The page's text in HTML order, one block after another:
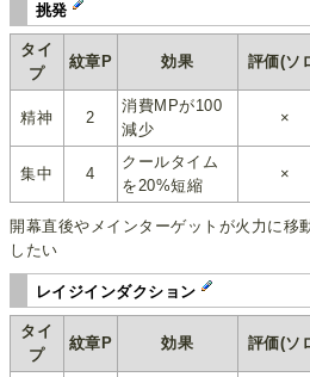
挑発
タイ
プ
紋章P 効果 評価(ソ
精神 2
消費MPが100
減少
×
集中 4
クールタイム
を20%短縮
×
開幕直後やメインターゲットが火力に移
したい
レイジインダクション
タイ
プ
紋章P 効果 評価(ソ